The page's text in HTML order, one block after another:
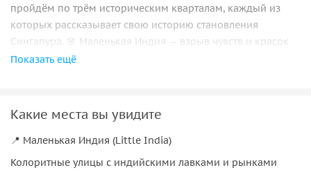
пройдём по трём историческим кварталам, каждый из
которых рассказывает свою историю становления
Сингапура. 🌸 Маленькая Индия — взрыв чувств и красок
Экскурсия начинается в Маленькая Индия — районе,
специй и благовоний, гирлянды из свежего жасмина,
яркие ткани, блеск золота и серебра. Вы узнаете, как
индийская община обосновалась на острове и какие
традиции она бережно сохраняет до сих пор. 🕌 Кампонг
Показать ещё
Какие места вы увидите
📍 Маленькая Индия (Little India)
Колоритные улицы с индийскими лавками и рынками